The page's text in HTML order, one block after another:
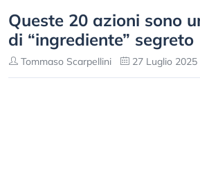
Queste 20 azioni sono
di “ingrediente” segreto
Tommaso Scarpellini 27 Luglio